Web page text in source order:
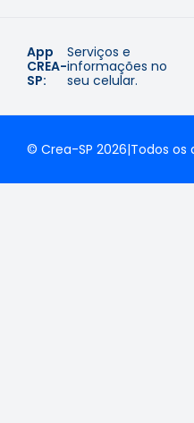
App
CREA-
SP:
Serviços e
informações no
seu celular.
© Crea-SP 2026|Todos os